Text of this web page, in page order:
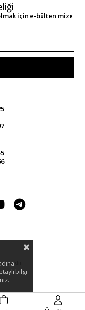
için e-bültenimize
bilgi